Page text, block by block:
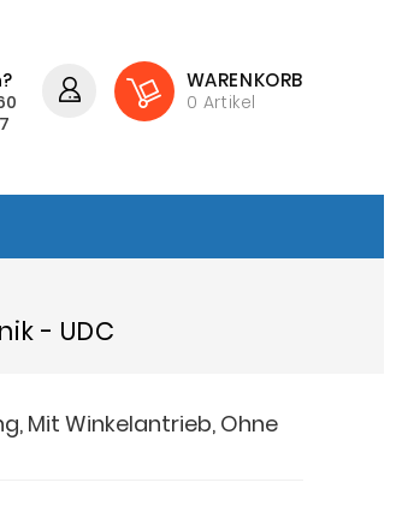
WARENKORB
0 Artikel
- UDC
Mit Winkelantrieb, Ohne